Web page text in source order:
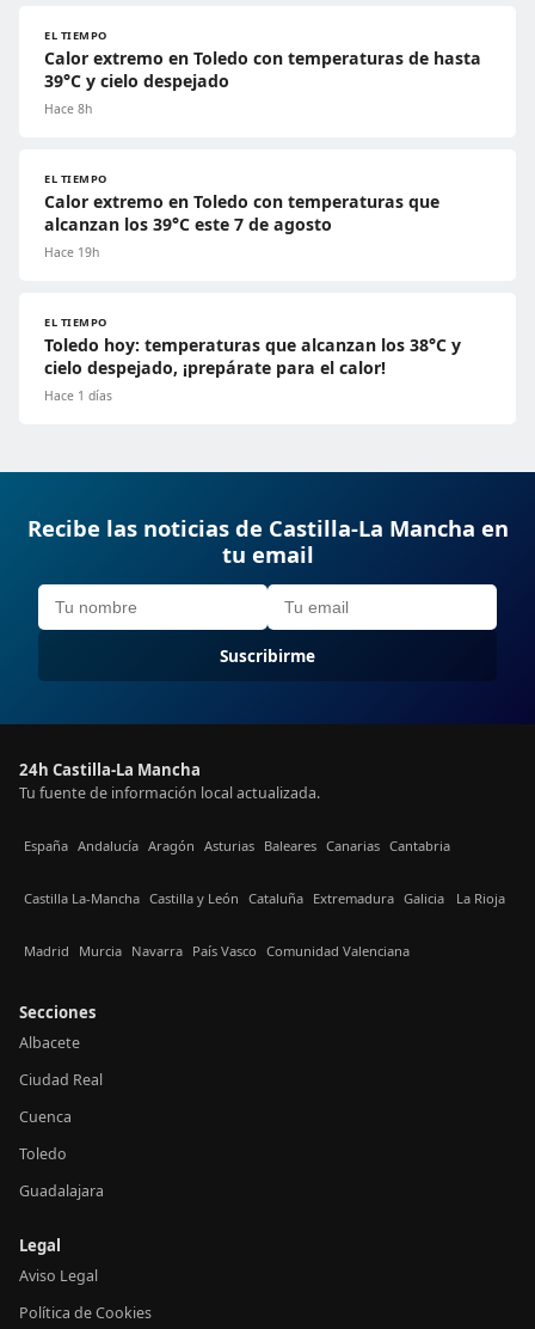
EL TIEMPO
Calor extremo en Toledo con temperaturas de hasta
39°C y cielo despejado
Hace 8h
EL TIEMPO
Calor extremo en Toledo con temperaturas que
alcanzan los 39°C este 7 de agosto
Hace 19h
EL TIEMPO
Toledo hoy: temperaturas que alcanzan los 38°C y
cielo despejado, ¡prepárate para el calor!
Hace 1 días
Recibe las noticias de Castilla-La Mancha en
tu email
Suscribirme
24h Castilla-La Mancha
Tu fuente de información local actualizada.
España Andalucía Aragón Asturias Baleares Canarias Cantabria
Castilla La-Mancha Castilla y León Cataluña Extremadura Galicia La Rioja
Madrid Murcia Navarra País Vasco Comunidad Valenciana
Secciones
Albacete
Ciudad Real
Cuenca
Toledo
Guadalajara
Legal
Aviso Legal
Política de Cookies